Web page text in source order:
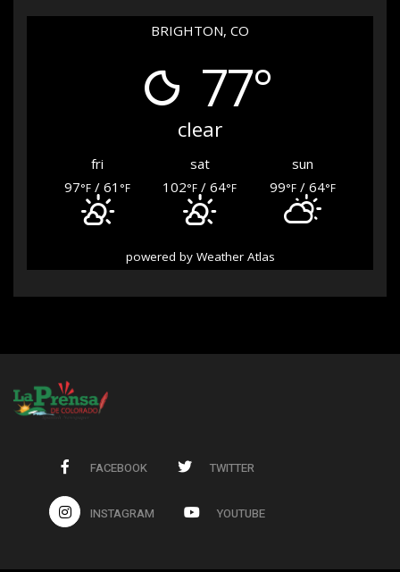
BRIGHTON, CO
77°
clear
fri sat
sun
97°F / 61 °F 102°F / 64°F 99°F/ 64°F
powered by Weather Atlas
FACEBOOK TWITTER
INSTAGRAM YOUTUBE